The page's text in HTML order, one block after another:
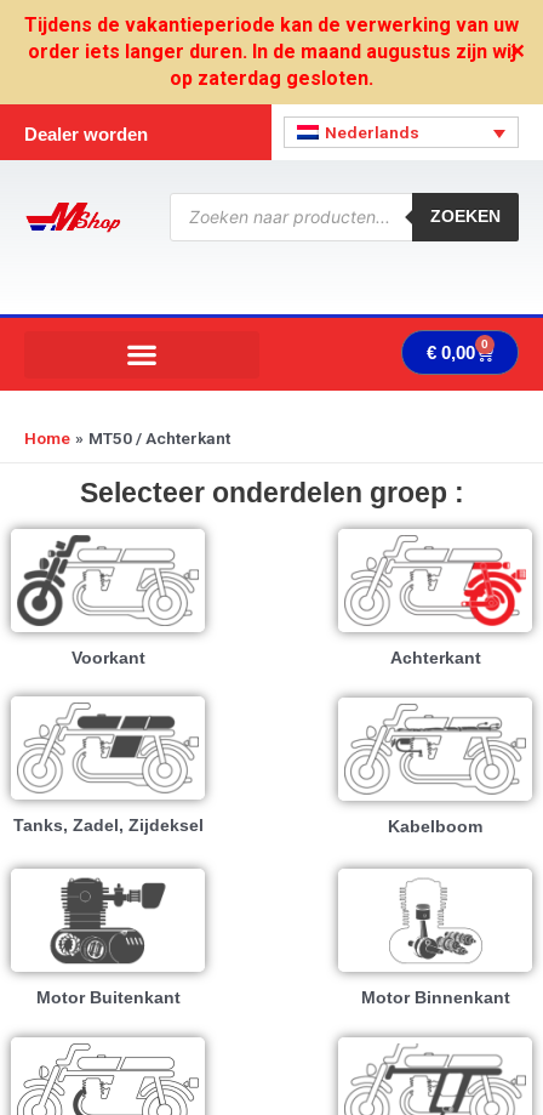
Tijdens de vakantieperiode kan de verwerking van uw
order iets langer duren. In de maand augustus zijn wij
op zaterdag gesloten.
✕
Dealer worden Nederlands
Producten
zoeken
ZOEKEN
€ 0,00 0
Home MT50 / Achterkant
Selecteer onderdelen groep :
Voorkant Achterkant
Tanks, Zadel, Zijdeksel Kabelboom
Motor Buitenkant Motor Binnenkant